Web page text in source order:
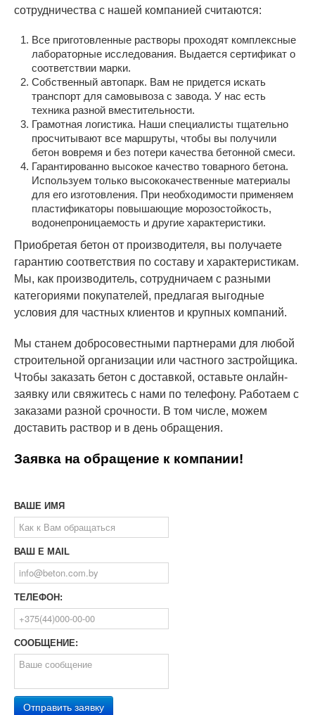
сотрудничества с нашей компанией считаются:
Все приготовленные растворы проходят комплексные
лабораторные исследования. Выдается сертификат о
соответствии марки.
Собственный автопарк. Вам не придется искать
транспорт для самовывоза с завода. У нас есть
техника разной вместительности.
Грамотная логистика. Наши специалисты тщательно
просчитывают все маршруты, чтобы вы получили
бетон вовремя и без потери качества бетонной смеси.
Гарантированно высокое качество товарного бетона.
Используем только высококачественные материалы
для его изготовления. При необходимости применяем
пластификаторы повышающие морозостойкость,
водонепроницаемость и другие характеристики.
Приобретая бетон от производителя, вы получаете
гарантию соответствия по составу и характеристикам.
Мы, как производитель, сотрудничаем с разными
категориями покупателей, предлагая выгодные
условия для частных клиентов и крупных компаний.
Мы станем добросовестными партнерами для любой
строительной организации или частного застройщика.
Чтобы заказать бетон с доставкой, оставьте онлайн-
заявку или свяжитесь с нами по телефону. Работаем с
заказами разной срочности. В том числе, можем
доставить раствор и в день обращения.
Заявка на обращение к компании!
ВАШЕ ИМЯ
ВАШ E MAIL
ТЕЛЕФОН:
СООБЩЕНИЕ:
Отправить заявку